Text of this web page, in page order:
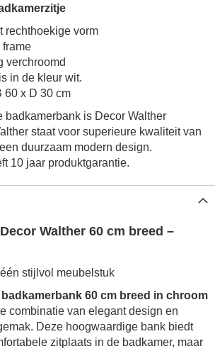
rechthoekige vorm
frame
verchroomd
in de kleur wit.
60 x D 30 cm
badkamerbank is Decor Walther
staat voor superieure kwaliteit van
duurzaam modern design.
10 jaar produktgarantie.
Walther 60 cm breed –
stijlvol meubelstuk
badkamerbank 60 cm breed in chroom
combinatie van elegant design en
Deze hoogwaardige bank biedt
zitplaats in de badkamer, maar